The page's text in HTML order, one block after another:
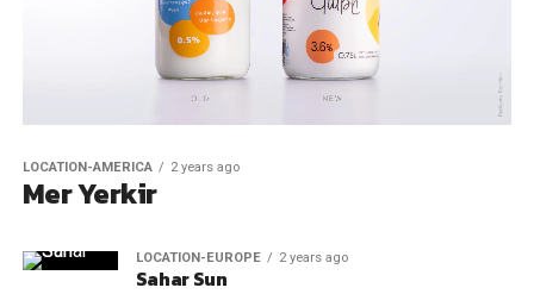
LOCATION-AMERICA 2 years ago
Mer Yerkir
LOCATION-EUROPE 2 years ago
Sahar Sun